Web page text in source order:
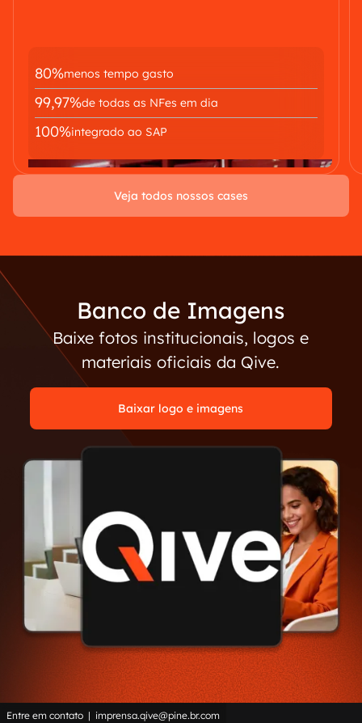
80%menos tempo gasto
99,97%de todas as NFes em dia
100%integrado ao SAP
Veja todos nossos cases
Banco de Imagens
Baixe fotos institucionais, logos e
materiais oficiais da Qive.
Baixar logo e imagens
Entre em contato | imprensa.qive@pine.br.com